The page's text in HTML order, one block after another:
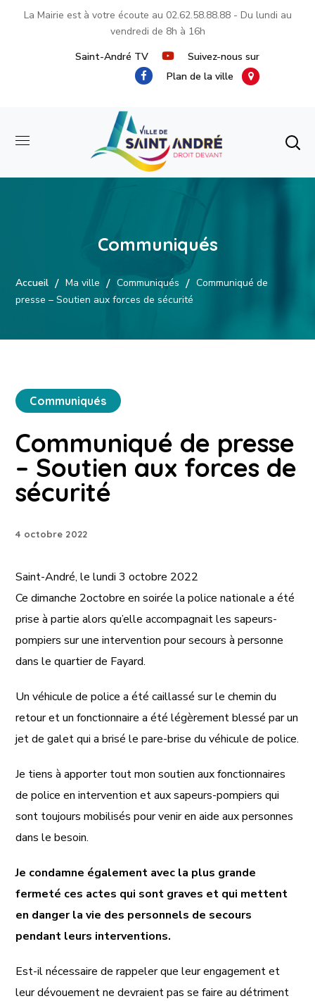
La Mairie est à votre écoute au 02.62.58.88.88- Du lundi au
vendredi de 8h à 16h
Saint-André TV
Suivez-nous sur
Plan de la ville
Communiqués
Accueil Ma ville Communiqués
Communiqué de
presse – Soutien aux forces de sécurité
Communiqués
Communiqué de presse
– Soutien aux forces de
sécurité
4 octobre 2022
Saint-André, le lundi 3 octobre 2022
Ce dimanche 2octobre en soirée la police nationale a été
prise à partie alors qu’elle accompagnait les sapeurs-
pompiers sur une intervention pour secours à personne
dans le quartier de Fayard.
Un véhicule de police a été caillassé sur le chemin du
retour et un fonctionnaire a été légèrement blessé par un
jet de galet qui a brisé le pare-brise du véhicule de police.
Je tiens à apporter tout mon soutien aux fonctionnaires
de police en intervention et aux sapeurs-pompiers qui
sont toujours mobilisés pour venir en aide aux personnes
dans le besoin.
Je condamne également avec la plus grande
fermeté ces actes qui sont graves et qui mettent
en danger la vie des personnels de secours
pendant leurs interventions.
Est-il nécessaire de rappeler que leur engagement et
leur dévouement ne devraient pas se faire au détriment